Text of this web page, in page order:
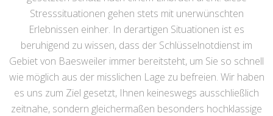
Stresssituationen gehen stets mit unerwünschten
Erlebnissen einher. In derartigen Situationen ist es
beruhigend zu wissen, dass der Schlüsselnotdienst im
Gebiet von Baesweiler immer bereitsteht, um Sie so schnell
wie möglich aus der misslichen Lage zu befreien. Wir haben
es uns zum Ziel gesetzt, Ihnen keineswegs ausschließlich
zeitnahe, sondern gleichermaßen besonders hochklassige